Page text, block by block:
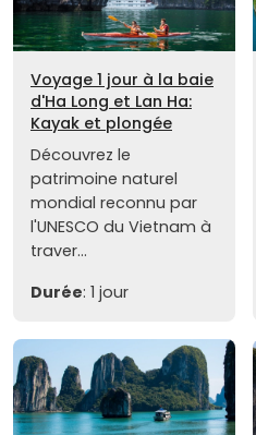
Voyage 1 jour à la baie
d'Ha Long et Lan Ha:
Kayak et plongée
Découvrez le
patrimoine naturel
mondial reconnu par
l'UNESCO du Vietnam à
traver...
Durée: 1 jour